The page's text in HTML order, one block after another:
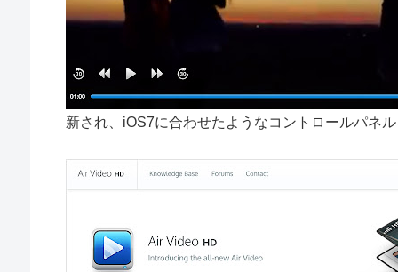
新され、iOS7に合わせたようなコントロールパネ